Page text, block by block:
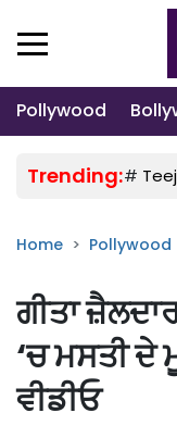
Pollywood
Trending:#
Home Pollywood
ਗੀਤਾ
‘ਚ ਮਸਤੀ
ਵੀਡੀਓ